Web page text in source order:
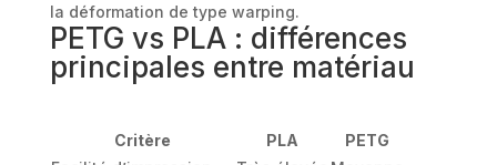
la déformation de type warping.
PETG vs PLA : différences
principales entre matériau
Critère PLA
PETG